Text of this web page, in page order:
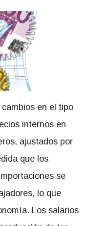
en el tipo
internos en
ajustados por
que los
se
lo que
Los salarios